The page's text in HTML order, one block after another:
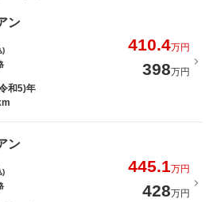
ン
)
410.4万円
398万円
和5)年
ン
)
445.1万円
428万円